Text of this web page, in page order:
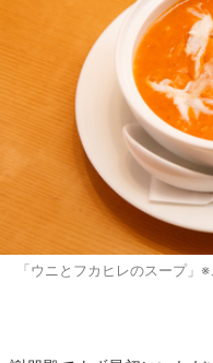
「ウニとフカヒレのスープ